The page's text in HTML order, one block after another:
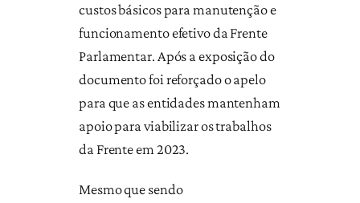
custos básicos para manutenção e
funcionamento efetivo da Frente
Parlamentar. Após a exposição do
documento foi reforçado o apelo
para que as entidades mantenham
apoio para viabilizar os trabalhos
da Frente em 2023.
Mesmo que sendo